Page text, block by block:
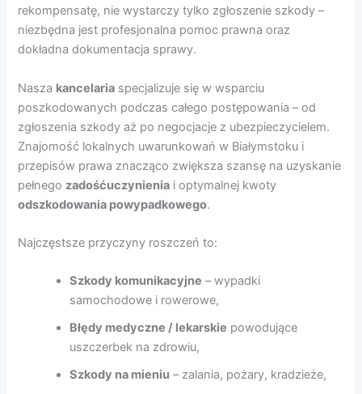
rekompensatę, nie wystarczy tylko zgłoszenie szkody –
niezbędna jest profesjonalna pomoc prawna oraz
dokładna dokumentacja sprawy.
Nasza kancelaria specjalizuje się w wsparciu
poszkodowanych podczas całego postępowania – od
zgłoszenia szkody aż po negocjacje z ubezpieczycielem.
Znajomość lokalnych uwarunkowań w Białymstoku i
przepisów prawa znacząco zwiększa szansę na uzyskanie
pełnego zadośćuczynienia i optymalnej kwoty
odszkodowania powypadkowego.
Najczęstsze przyczyny roszczeń to:
Szkody komunikacyjne – wypadki
samochodowe i rowerowe,
Błędy medyczne / lekarskie powodujące
uszczerbek na zdrowiu,
Szkody na mieniu – zalania, pożary, kradzieże,